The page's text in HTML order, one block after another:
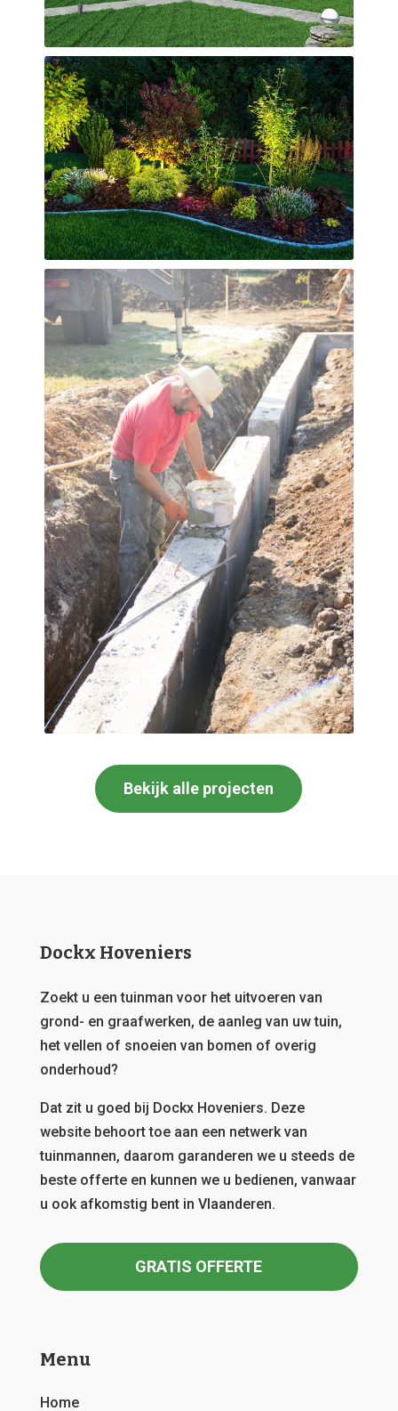
Bekijk alle projecten
Dockx Hoveniers
Zoekt u een tuinman voor het uitvoeren van
grond- en graafwerken, de aanleg van uw tuin,
het vellen of snoeien van bomen of overig
onderhoud?
Dat zit u goed bij Dockx Hoveniers. Deze
website behoort toe aan een netwerk van
tuinmannen, daarom garanderen we u steeds de
beste offerte en kunnen we u bedienen, vanwaar
u ook afkomstig bent in Vlaanderen.
GRATIS OFFERTE
Menu
Home